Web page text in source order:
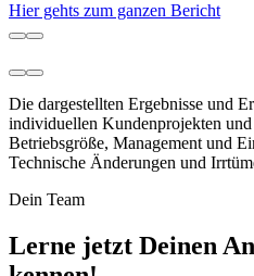
Hier gehts zum ganzen Bericht
Die dargestellten Ergebnisse und
individuellen Kundenprojekten
Betriebsgröße, Management und
Technische Änderungen und
Dein Team
Lerne jetzt Deinen